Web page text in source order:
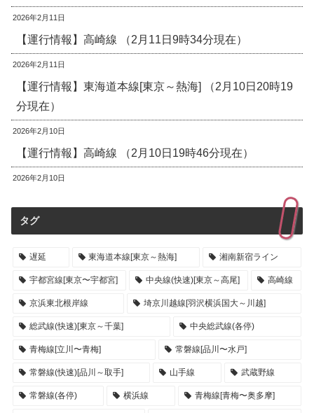
2026年2月11日
【運行情報】高崎線 （2月11日9時34分現在）
2026年2月11日
【運行情報】東海道本線[東京～熱海] （2月10日20時19
分現在）
2026年2月10日
【運行情報】高崎線 （2月10日19時46分現在）
2026年2月10日
タグ
遅延 東海道本線[東京～熱海] 湘南新宿ライン
宇都宮線[東京〜宇都宮] 中央線(快速)[東京～高尾] 高崎線
京浜東北根岸線 埼京川越線[羽沢横浜国大～川越]
総武線(快速)[東京～千葉] 中央総武線(各停)
青梅線[立川〜青梅] 常磐線[品川〜水戸]
常磐線(快速)[品川～取手] 山手線 武蔵野線
常磐線(各停) 横浜線 青梅線[青梅〜奥多摩]